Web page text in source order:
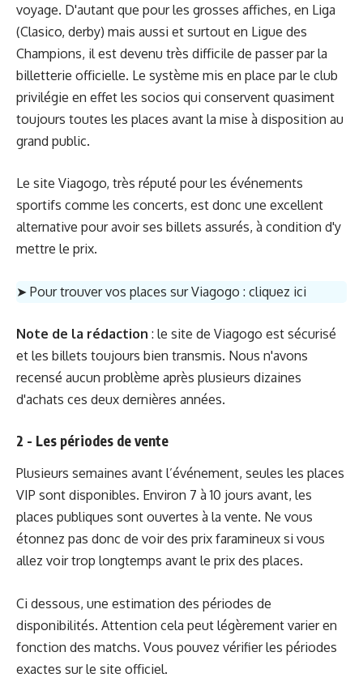
voyage. D'autant que pour les grosses affiches, en Liga
(Clasico, derby) mais aussi et surtout en Ligue des
Champions, il est devenu très difficile de passer par la
billetterie officielle. Le système mis en place par le club
privilégie en effet les socios qui conservent quasiment
toujours toutes les places avant la mise à disposition au
grand public.
Le site Viagogo, très réputé pour les événements
sportifs comme les concerts, est donc une excellent
alternative pour avoir ses billets assurés, à condition d'y
mettre le prix.
➤ Pour trouver vos places sur Viagogo : cliquez ici
Note de la rédaction : le site de Viagogo est sécurisé
et les billets toujours bien transmis. Nous n'avons
recensé aucun problème après plusieurs dizaines
d'achats ces deux dernières années.
2 - Les périodes de vente
Plusieurs semaines avant l’événement, seules les places
VIP sont disponibles. Environ 7 à 10 jours avant, les
places publiques sont ouvertes à la vente. Ne vous
étonnez pas donc de voir des prix faramineux si vous
allez voir trop longtemps avant le prix des places.
Ci dessous, une estimation des périodes de
disponibilités. Attention cela peut légèrement varier en
fonction des matchs. Vous pouvez vérifier les périodes
exactes sur le site officiel.